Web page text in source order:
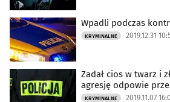
Wpadli podczas
KRYMINALNE 2019.12.31
Zadał cios w twarz i
agresję odpowie
KRYMINALNE 2019.11.07